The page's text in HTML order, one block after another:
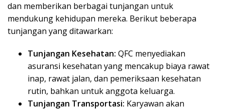
dan memberikan berbagai tunjangan untuk
mendukung kehidupan mereka. Berikut beberapa
tunjangan yang ditawarkan:
Tunjangan Kesehatan: QFC menyediakan
asuransi kesehatan yang mencakup biaya rawat
inap, rawat jalan, dan pemeriksaan kesehatan
rutin, bahkan untuk anggota keluarga.
Tunjangan Transportasi: Karyawan akan